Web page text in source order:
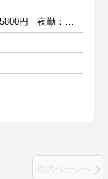
日勤：日給1万2600円～1万5800円 夜勤：日給1万4475～1万7175円
次のページへ